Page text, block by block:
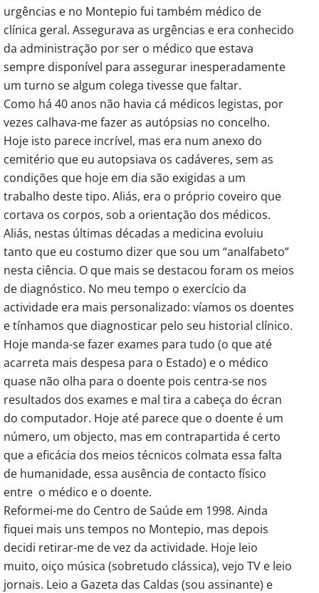
urgências e no Montepio fui também médico de
clínica geral. Assegurava as urgências e era conhecido
da administração por ser o médico que estava
sempre disponível para assegurar inesperadamente
um turno se algum colega tivesse que faltar.
Como há 40 anos não havia cá médicos legistas, por
vezes calhava-me fazer as autópsias no concelho.
Hoje isto parece incrível, mas era num anexo do
cemitério que eu autopsiava os cadáveres, sem as
condições que hoje em dia são exigidas a um
trabalho deste tipo. Aliás, era o próprio coveiro que
cortava os corpos, sob a orientação dos médicos.
Aliás, nestas últimas décadas a medicina evoluiu
tanto que eu costumo dizer que sou um “analfabeto”
nesta ciência. O que mais se destacou foram os meios
de diagnóstico. No meu tempo o exercício da
actividade era mais personalizado: víamos os doentes
e tínhamos que diagnosticar pelo seu historial clínico.
Hoje manda-se fazer exames para tudo (o que até
acarreta mais despesa para o Estado) e o médico
quase não olha para o doente pois centra-se nos
resultados dos exames e mal tira a cabeça do écran
do computador. Hoje até parece que o doente é um
número, um objecto, mas em contrapartida é certo
que a eficácia dos meios técnicos colmata essa falta
de humanidade, essa ausência de contacto físico
entre o médico e o doente.
Reformei-me do Centro de Saúde em 1998. Ainda
fiquei mais uns tempos no Montepio, mas depois
decidi retirar-me de vez da actividade. Hoje leio
muito, oiço música (sobretudo clássica), vejo TV e leio
jornais. Leio a Gazeta das Caldas (sou assinante) e